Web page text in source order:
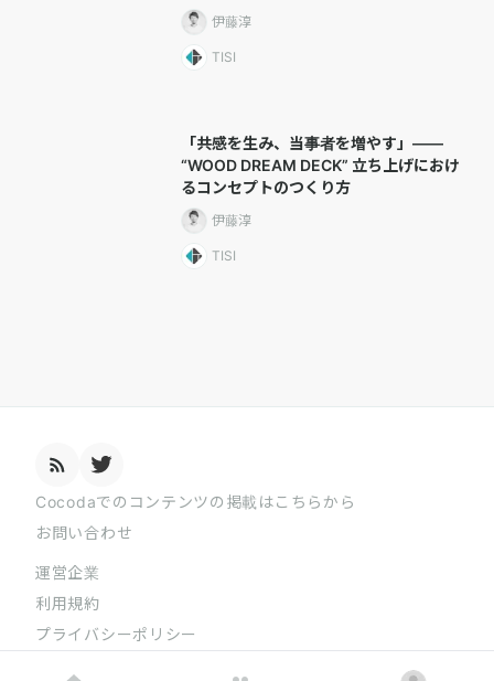
伊藤淳
TISI
「共感を生み、当事者を増やす」——
“WOOD DREAM DECK” 立ち上げにおけ
るコンセプトのつくり方
伊藤淳
TISI
Cocodaでのコンテンツの掲載はこちらから
お問い合わせ
運営企業
利用規約
プライバシーポリシー